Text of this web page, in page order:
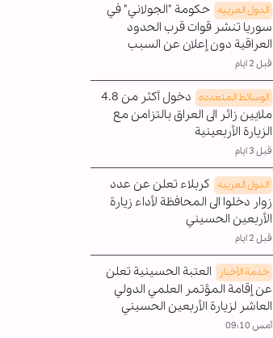
الدول العربیه حكومة "الجولاني" في
سوريا تنشر قوات قرب الحدود
العراقية دون إعلان عن السبب
قبل 2 ايام
الوسائط المتعدده
دخول أكثر من 4.8
ملايين زائر الى العراق بالتزامن مع
الزيارة الأربعينية
قبل 3 ايام
الدول العربیه كربلاء تعلن عن عدد
زوار دخلوا الى المحافظة لأداء زيارة
الأربعين الحسيني
قبل 2 ايام
خدمة الأخبار
العتبة الحسينية تعلن
عن إقامة المؤتمر العلمي الدولي
العاشر لزيارة الأربعين الحسيني
أمس 09:10